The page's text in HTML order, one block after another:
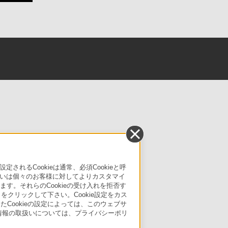
定されるCookieは通常、必須Cookieと呼
は個々のお客様に対してよりカスタマイ
す。それらのCookieの受け入れを拒否す
クリックして下さい。Cookie設定をカス
Cookieの設定によっては、このウェブサ
の取扱いについては、プライバシーポリ